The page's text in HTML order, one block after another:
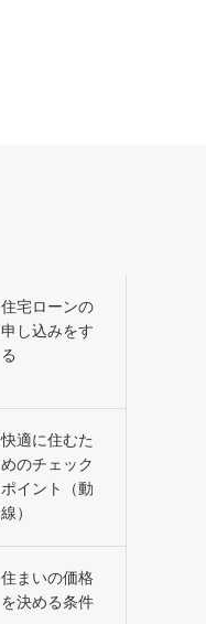
住宅ローンの
申し込みをす
る
快適に住むた
めのチェック
ポイント（動
線）
住まいの価格
を決める条件